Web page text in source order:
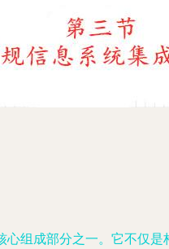
组成部分之一。它不仅